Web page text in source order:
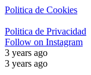
Politica de Cookies
Politica de Privacidad
Follow on Instagram
3 years ago
3 years ago